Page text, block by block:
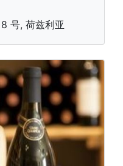
号, 荷兹利亚